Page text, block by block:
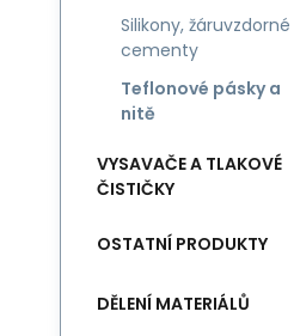
Silikony, žáruvzdorné
cementy
Teflonové pásky a
nitě
VYSAVAČE A TLAKOVÉ
ČISTIČKY
OSTATNÍ PRODUKTY
DĚLENÍ MATERIÁLŮ